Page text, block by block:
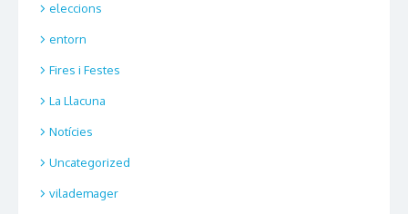
eleccions
entorn
Fires i Festes
La Llacuna
Notícies
Uncategorized
vilademager